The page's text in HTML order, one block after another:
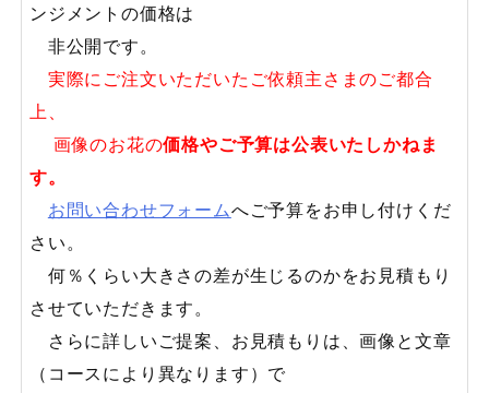
ンジメントの価格は
非公開です。
実際にご注文いただいたご依頼主さまのご都合
上、
画像のお花の価格やご予算は公表いたしかねま
す。
お問い合わせフォームへご予算をお申し付けくだ
さい。
何％くらい大きさの差が生じるのかをお見積もり
させていただきます。
さらに詳しいご提案、お見積もりは、画像と文章
（コースにより異なります）で